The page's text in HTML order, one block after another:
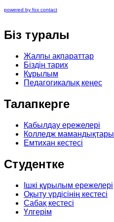
powered by fox contact
Біз туралы
Жалпы ақпараттар
Біздің тарих
Құрылым
Педагогикалық кеңес
Талапкерге
Қабылдау ережелері
Колледж мамандықтары
Емтихан кестесі
Студентке
Ішкі құрылым ережелері
Оқыту үрдісінің кестесі
Сабақ кестесі
Үлгерім